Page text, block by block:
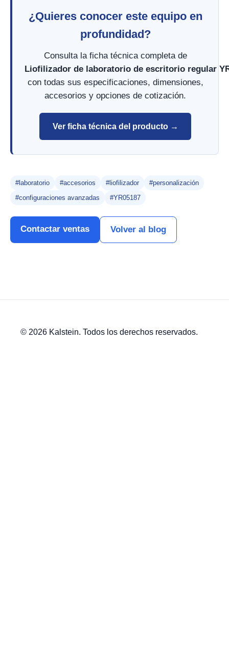
¿Quieres conocer este equipo en
profundidad?
Consulta la ficha técnica completa de
Liofilizador de laboratorio de escritorio regular
con todas sus especificaciones, dimensiones,
accesorios y opciones de cotización.
Ver ficha técnica del producto →
#laboratorio #accesorios #liofilizador
#personalización
#configuraciones avanzadas
#YR05187
Contactar ventas Volver al blog
© 2026 Kalstein. Todos los derechos reservados.